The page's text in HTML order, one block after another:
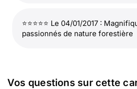
⭐⭐⭐⭐⭐ Le 04/01/2017 :
passionnés de nature forestière
Vos questions sur cette